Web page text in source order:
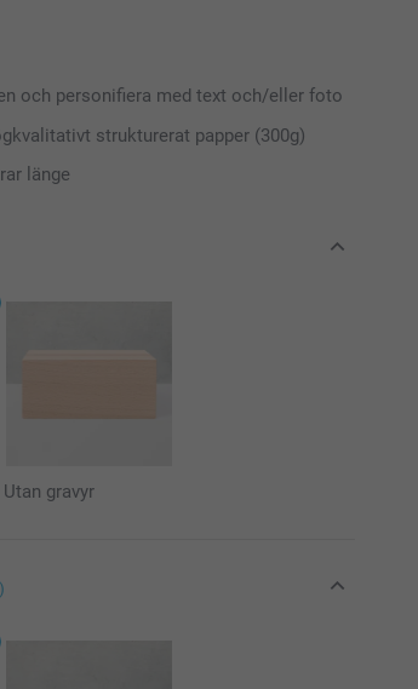
och personifiera med text och/eller foto
strukturerat papper (300g)
länge
Utan gravyr